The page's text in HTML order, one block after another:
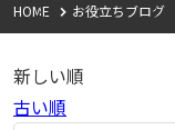
HOME お役立ちブログ
新しい順
古い順